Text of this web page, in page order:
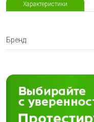
Характеристики
Бренд